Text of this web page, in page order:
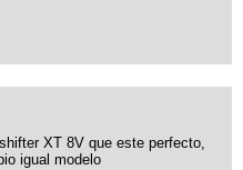
XT 8V que este perfecto,
igual modelo